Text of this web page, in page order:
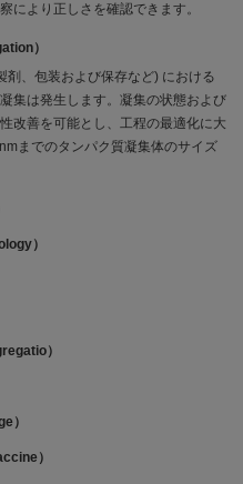
により正しさを確認できます。
）
剤、包装および保存など) における
集は発生します。凝集の状態および
改善を可能とし、工程の最適化に大
までのタンパク質凝集体のサイズ
）
）
）
）